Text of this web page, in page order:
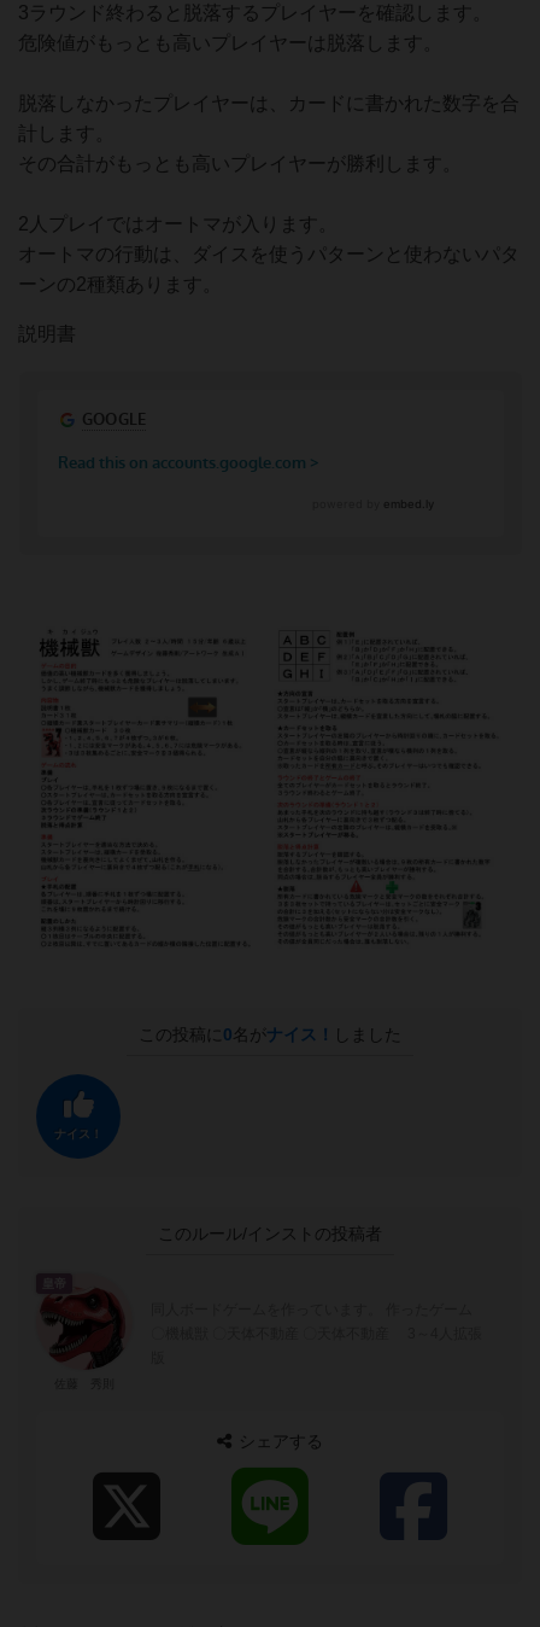
3ラウンド終わると脱落するプレイヤーを確認します。
危険値がもっとも高いプレイヤーは脱落します。
脱落しなかったプレイヤーは、カードに書かれた数字を合
計します。
その合計がもっとも高いプレイヤーが勝利します。
2人プレイではオートマが入ります。
オートマの行動は、ダイスを使うパターンと使わないパタ
ーンの2種類あります。
説明書
この投稿に 0名がナイス！ しました
ナイス！
このルール/インストの投稿者
皇帝
シェアする